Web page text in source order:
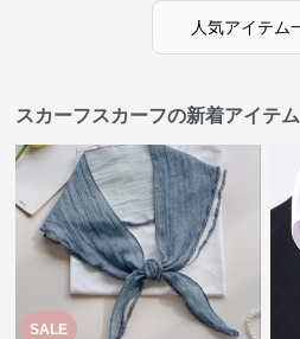
人気アイテム
スカーフスカーフの新着アイテム
SALE